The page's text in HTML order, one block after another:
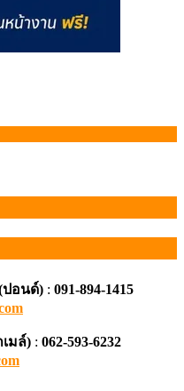
อนด์) : 091-894-1415
เมล์) : 062-593-6232